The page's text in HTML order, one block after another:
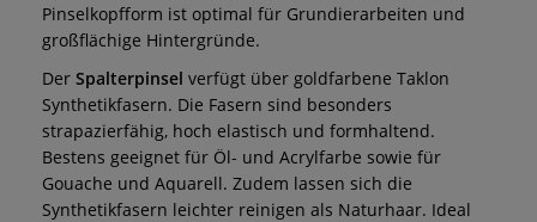
Pinselkopfform ist optimal für Grundierarbeiten und
großflächige Hintergründe.
Der Spalterpinsel verfügt über goldfarbene Taklon
Synthetikfasern. Die Fasern sind besonders
strapazierfähig, hoch elastisch und formhaltend.
Bestens geeignet für Öl- und Acrylfarbe sowie für
Gouache und Aquarell. Zudem lassen sich die
Synthetikfasern leichter reinigen als Naturhaar. Ideal